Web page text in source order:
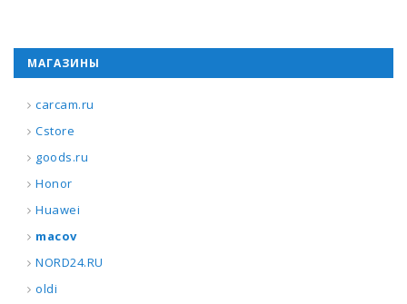
МАГАЗИНЫ
carcam.ru
Cstore
goods.ru
Honor
Huawei
macov
NORD24.RU
oldi